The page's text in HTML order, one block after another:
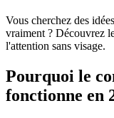
Vous cherchez des
vraiment ? Découvrez
l'attention sans visage.
Pourquoi le
fonctionne en